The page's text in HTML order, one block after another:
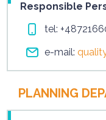
Responsible
tel:
e-mail:
PLANNING